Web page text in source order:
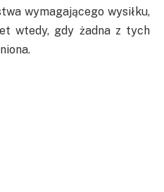
wymagającego wysiłku,
wtedy, gdy żadna z tych